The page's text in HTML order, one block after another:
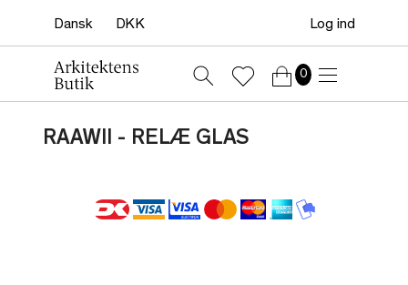
Log ind
0
RAAWII - RELÆ GLAS